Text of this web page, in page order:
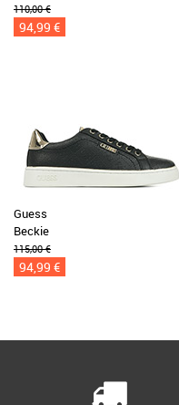
110,00 €
94,99 €
Guess
Beckie
115,00 €
94,99 €